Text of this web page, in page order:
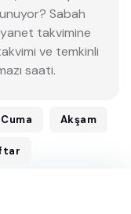
Sabah
takvimine
ve temkinli
saati.
Cuma Akşam